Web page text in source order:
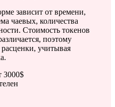
зависит от времени,
чаевых, количества
Стоимость токенов
поэтому
расценки, учитывая
3000$